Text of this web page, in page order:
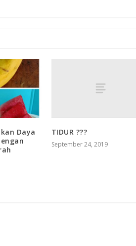
Daya
TIDUR ???
September 24, 2019